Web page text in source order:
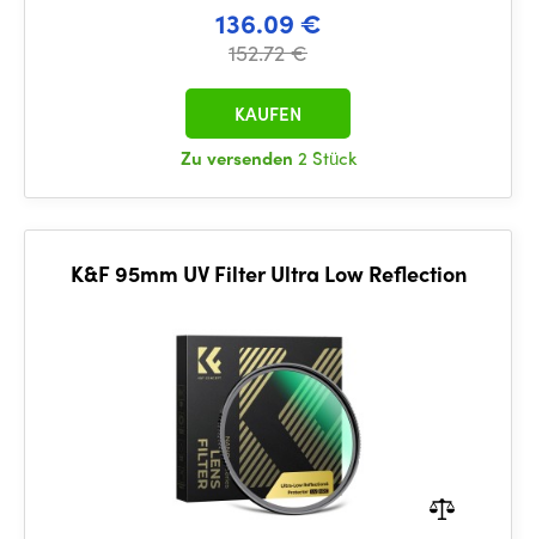
136.09 €
152.72 €
Zu versenden 2 Stück
KAUFEN
K&F 95mm UV Filter Ultra Low Reflection